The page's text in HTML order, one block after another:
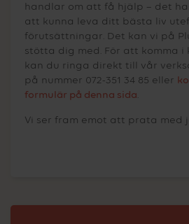
handlar om att få hjälp – det
att kunna leva ditt bästa liv
förutsättningar. Det kan vi på
stötta dig med. För att komma i
kan du ringa direkt till vår
på nummer 072-351 34 85 eller
formulär på denna sida
Vi ser fram emot att prata med